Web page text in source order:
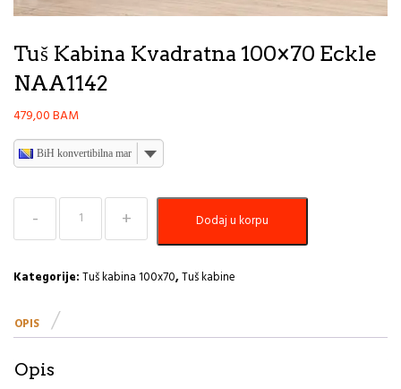
Tuš Kabina Kvadratna 100×70 Eckle
NAA1142
479,00BAM
BiH konvertibilna marka
Tuš
Kabina
Kvadratna
Eckle
količina
Dodaj u korpu
Kategorije:Tuš kabina 100x70,Tuš kabine
OPIS
Opis